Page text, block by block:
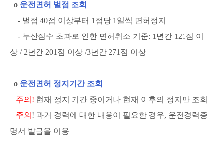
ο 운전면허 벌점 조회
- 벌점 40점 이상부터 1점당 1일씩 면허정지
- 누산점수 초과로 인한 면허취소 기준: 1년간 121점 이
상 / 2년간 201점 이상 /3년간 271점 이상
ο 운전면허 정지기간 조회
주의! 현재 정지 기간 중이거나 현재 이후의 정지만 조회
주의 ! 과거 경력에 대한 내용이 필요한 경우, 운전경력증
명서 발급을 이용